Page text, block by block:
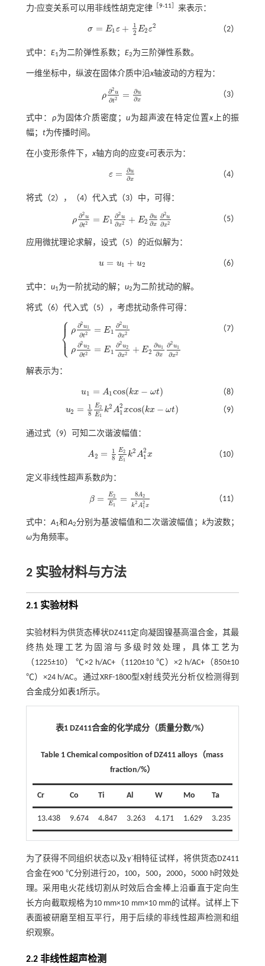
力-应变关系可以用非线性胡克定律［ 9-11 来表示：
σ = E1ε +
1
2 E2ε2
σ= E1 ε+12 E2 2 （2）
式中： E1为二阶弹性系数； E2为三阶弹性系数。
一维坐标中，纵波在固体介质中沿x轴波动的方程为：
ρ ∂2u
∂t2 = ∂u
∂x
ρ∂2u∂ t2 =∂u （3）
式中： ρ为固体介质密度；u为超声波在特定位置x 上的振
幅； t为传播时间。
在小变形条件下， x轴方向的应变ε可表示为：
ε = ∂u
∂x
ε=∂u ∂x （4）
将式（2），（4）代入式（3） 中，可得：
ρ ∂2u
∂t2 = E1
∂2u
∂x2 + E2
∂u
∂x
∂2u
∂x2
ρ∂2u∂ t2 =E1 ∂2u∂x2 +E2∂u ∂x∂2 （5）
应用微扰理论求解，设式（5） 的近似解为：
u = u1 + u2
u= u1 +u2 （6）
式中： u1为一阶扰动的解； u2为二阶扰动的解。
将式（6） 代入式（5） ，考虑扰动条件可得：
⎧
⎩
⎨⎪
⎪
ρ
∂2u1
∂t2 = E1
∂2u1
∂x2
ρ
∂2u2
∂t2 = E1
∂2u2
∂x2 + E2
∂u1
∂x
∂2u1
∂x2
ρ∂ 1∂ u1 ∂ =E
（7）
解表示为：
u1 = A1cos(kx − ωt)
u1= A1 cos(kx-ωt) （8）
u2 =
1
8
E2
E1
k2A2
1xcos(kx − ωt)
u2 =18 E2E1k2A12 xcos(kx-ω t) （9）
通过式（9） 可知二次谐波幅值：
A2 =
1
8
E2
E1
k2A2
1x
A2= 18 E2 E1k2A12 x （10）
定义非线性超声系数β为：
β = E2
E1
= 8A2
k2 A2
1x
β= E2 E1= 8A 2k2A12 （11）
式中：A1和A2分别为基波幅值和二次谐波幅值； k为波数；
ω为角频率。
2 实验材料与方法
2.1 实验材料
实验材料为供货态棒状DZ411定向凝固镍基高温合金，其最
终热处理工艺为固溶与多级时效处理，具体工艺为
（1225±10） ℃×2 h/AC+（1120±10 ℃）×2 h/AC+（850±10
℃）×24 h/AC。通过XRF-1800型X射线荧光分析仪检测得到
合金成分如表1所示。
表1 DZ411合金的化学成分（质量分数/%）
Table 1 Chemical composition of DZ411 alloys（mass
fraction/%）
Cr Co Ti Al W Mo Ta
13.438 9.674 4.847 3.263 4.171 1.629 3.235
为了获得不同组织状态以及γ΄相特征试样，将供货态DZ411
合金在900 ℃分别进行20，100，500，2000，5000 h时效处
理。采用电火花线切割从时效后合金棒上沿垂直于定向生
长方向截取规格为10 mm×10 mm×10 mm的试样。试样上下
表面被研磨至相互平行，用于后续的非线性超声检测和组
织观察。
2.2 非线性超声检测